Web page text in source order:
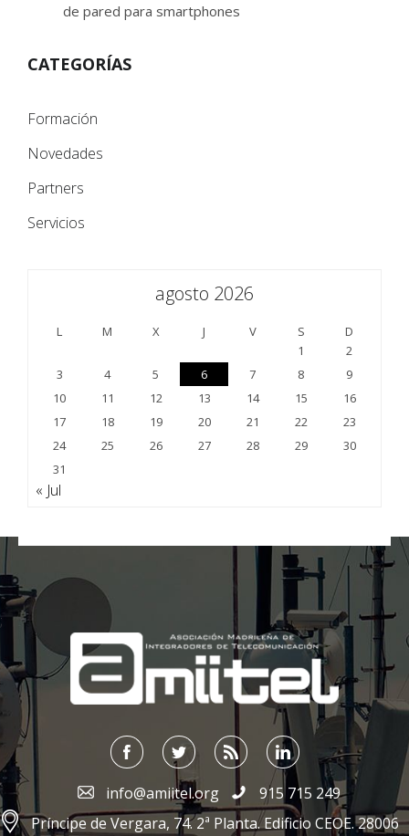
de pared para smartphones
CATEGORÍAS
Formación
Novedades
Partners
Servicios
agosto 2026
L M X J V S
D
1
2
3
4 5 6 7 8
9
10
11 12 13 14 15
16
17
18 19 20 21 22
23
24
25 26 27 28 29
30
31
« Jul
;
info@amiitel.org
915 715 249
Príncipe de Vergara, 74. 2ª Planta. Edificio CEOE. 28006